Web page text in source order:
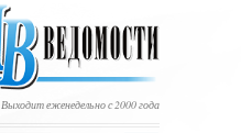
Выходит еженедельно с 2000 года